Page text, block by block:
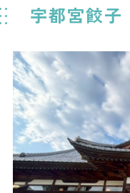
宇都宮餃子